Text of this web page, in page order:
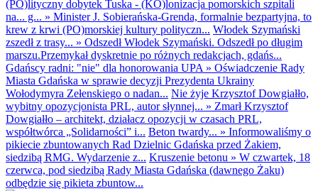
(PO)lityczny dobytek Tuska - (KO)lonizacja pomorskich szpitali
na... g... » Minister J. Sobierańska-Grenda, formalnie bezpartyjna, to
krew z krwi (PO)morskiej kultury polityczn... Włodek Szymański
zszedł z trasy... » Odszedł Włodek Szymański. Odszedł po długim
marszu.Przemykał dyskretnie po różnych redakcjach, gdańs...
Gdańscy radni: "nie" dla honorowania UPA » Oświadczenie Rady
Miasta Gdańska w sprawie decyzji Prezydenta Ukrainy
Wołodymyra Zełenskiego o nadan... Nie żyje Krzysztof Dowgiałło,
wybitny opozycjonista PRL, autor słynnej... » Zmarł Krzysztof
Dowgiałło – architekt, działacz opozycji w czasach PRL,
współtwórca „Solidarności” i... Beton twardy... » Informowaliśmy o
pikiecie zbuntowanych Rad Dzielnic Gdańska przed Żakiem,
siedzibą RMG. Wydarzenie z... Kruszenie betonu » W czwartek, 18
czerwca, pod siedzibą Rady Miasta Gdańska (dawnego Żaku)
odbędzie się pikieta zbuntow...